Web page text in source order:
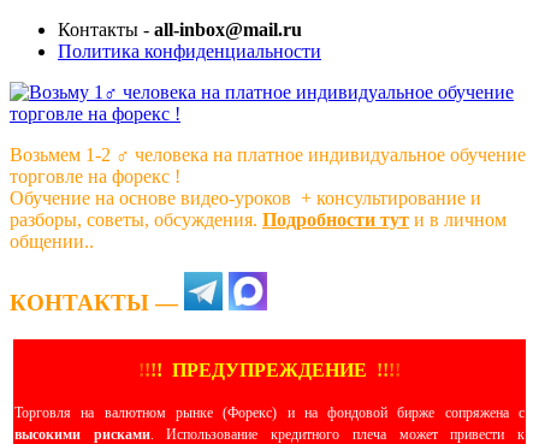
Контакты - all-inbox@mail.ru
Политика конфиденциальности
Возьмем 1-2 ‍♂️ человека на платное индивидуальное обучение
торговле на форекс !
Обучение на основе видео-уроков ️ + консультирование и
разборы, советы, обсуждения. Подробности тут и в личном
общении..
КОНТАКТЫ —
!!!! ПРЕДУПРЕЖДЕНИЕ !!!!
Торговля на валютном рынке (Форекс) и на фондовой бирже сопряжена с
высокими рисками. Использование кредитного плеча может привести к